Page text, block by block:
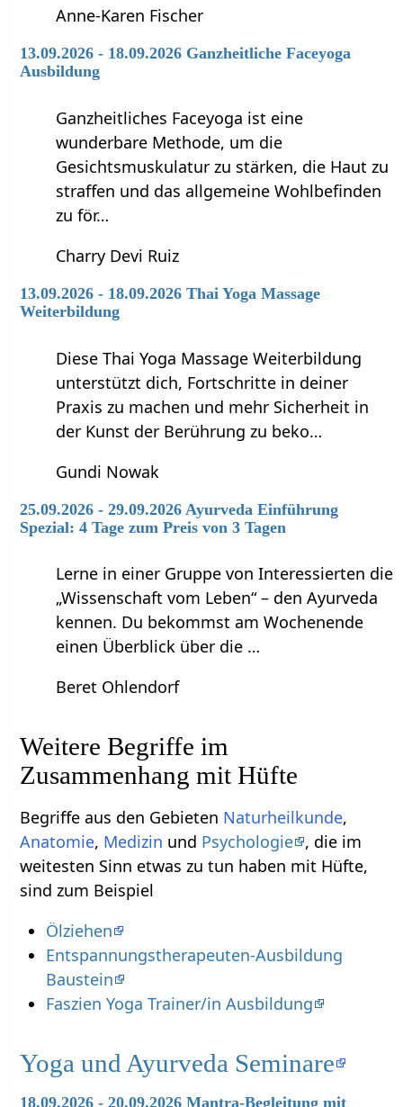
Anne-Karen Fischer
13.09.2026 - 18.09.2026 Ganzheitliche Faceyoga
Ausbildung
Ganzheitliches Faceyoga ist eine
wunderbare Methode, um die
Gesichtsmuskulatur zu stärken, die Haut zu
straffen und das allgemeine Wohlbefinden
zu för…
Charry Devi Ruiz
13.09.2026 - 18.09.2026 Thai Yoga Massage
Weiterbildung
Diese Thai Yoga Massage Weiterbildung
unterstützt dich, Fortschritte in deiner
Praxis zu machen und mehr Sicherheit in
der Kunst der Berührung zu beko…
Gundi Nowak
25.09.2026 - 29.09.2026 Ayurveda Einführung
Spezial: 4 Tage zum Preis von 3 Tagen
Lerne in einer Gruppe von Interessierten die
„Wissenschaft vom Leben“ – den Ayurveda
kennen. Du bekommst am Wochenende
einen Überblick über die …
Beret Ohlendorf
Weitere Begriffe im
Begriffe aus den Gebieten Naturheilkunde,
Anatomie, Medizin und Psychologie , die im
weitesten Sinn etwas zu tun haben mit Hüfte‏‎,
sind zum Beispiel
Ölziehen
Entspannungstherapeuten-Ausbildung
Baustein
Faszien Yoga Trainer/in Ausbildung
Yoga und Ayurveda Seminare
18.09.2026 - 20.09.2026 Mantra-Begleitung mit